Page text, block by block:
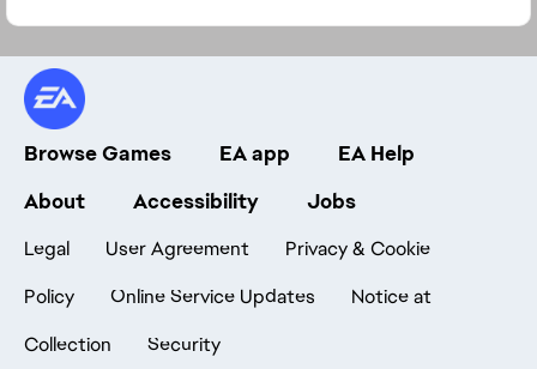
Browse Games EA app
EA Help
About
Accessibility Jobs
Legal User Agreement
Privacy & Cookie
Policy
Online Service Updates
Notice at
Collection
Security